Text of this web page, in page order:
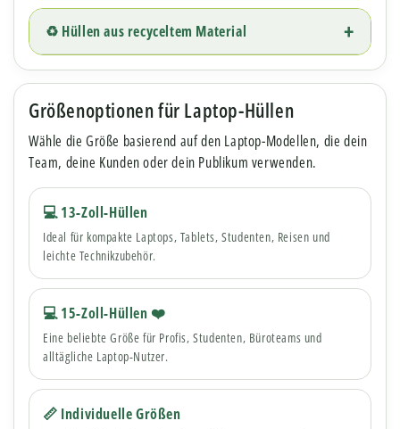
♻️ Hüllen aus recyceltem Material
Größenoptionen für Laptop-Hüllen
Wähle die Größe basierend auf den Laptop-Modellen, die dein
Team, deine Kunden oder dein Publikum verwenden.
💻 13-Zoll-Hüllen
Ideal für kompakte Laptops, Tablets, Studenten, Reisen und
leichte Technikzubehör.
💻 15-Zoll-Hüllen ❤️
Eine beliebte Größe für Profis, Studenten, Büroteams und
alltägliche Laptop-Nutzer.
📏 Individuelle Größen